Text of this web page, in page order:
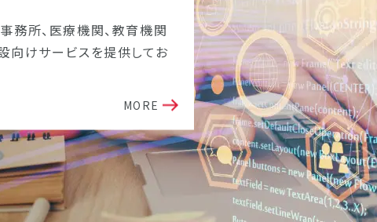
務所、医療機関、教育機関
向けサービスを提供してお
MORE